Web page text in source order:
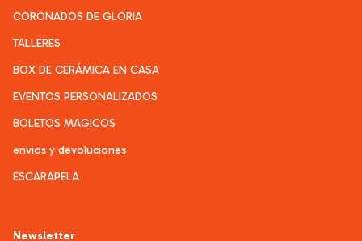
CORONADOS DE GLORIA
TALLERES
BOX DE CERÁMICA EN CASA
EVENTOS PERSONALIZADOS
BOLETOS MAGICOS
envios y devoluciones
ESCARAPELA
Newsletter